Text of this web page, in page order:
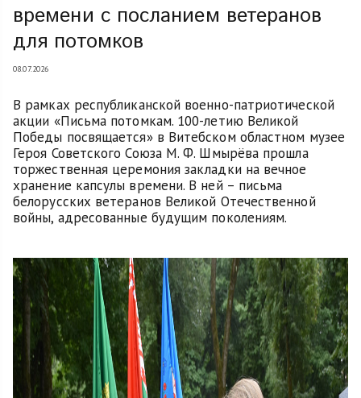
времени с посланием ветеранов
для потомков
08.07.2026
В рамках республиканской военно-патриотической
акции «Письма потомкам. 100-летию Великой
Победы посвящается» в Витебском областном музее
Героя Советского Союза М. Ф. Шмырёва прошла
торжественная церемония закладки на вечное
хранение капсулы времени. В ней – письма
белорусских ветеранов Великой Отечественной
войны, адресованные будущим поколениям.